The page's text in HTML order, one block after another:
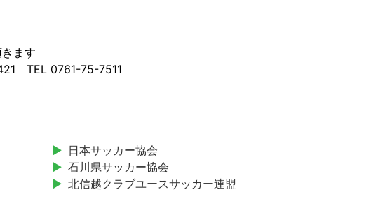
ます
TEL 0761-75-7511
日本サッカー協会
石川県サッカー協会
北信越クラブユースサッカー連盟